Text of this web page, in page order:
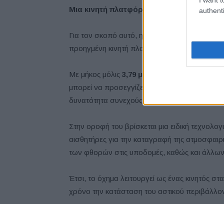
Μια κινητή πλατφόρμα συλλογής
Για τον σκοπό αυτό, η Renault αξιοποίησε το
προηγμένη κινητή πλατφόρμα υψηλής
Με μήκος μόλις 3,79 μέτρα
μπορεί να προσεγγίζει εύκολα κάθε σημείο
δυνατότητα συνεχούς συλλογής δεδομένων.
Στην οροφή του βρίσκεται μια ειδική
αισθητήρες για την καταγραφή της
των φθορών στις υποδομές, καθώς και
Έτσι, το όχημα λειτουργεί ως ένας κινητός
χρόνο την κατάσταση του αστικού